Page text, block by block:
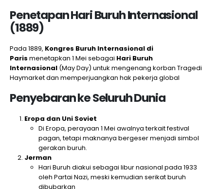
Penetapan Hari Buruh Internasional
(1889)
Pada 1889, Kongres Buruh Internasional di
Paris menetapkan 1 Mei sebagai Hari Buruh
Internasional (May Day) untuk mengenang korban Tragedi
Haymarket dan memperjuangkan hak pekerja global
Penyebaran ke Seluruh Dunia
Eropa dan Uni Soviet
Di Eropa, perayaan 1 Mei awalnya terkait festival
pagan, tetapi maknanya bergeser menjadi simbol
gerakan buruh.
Jerman
Hari Buruh diakui sebagai libur nasional pada 1933
oleh Partai Nazi, meski kemudian serikat buruh
dibubarkan